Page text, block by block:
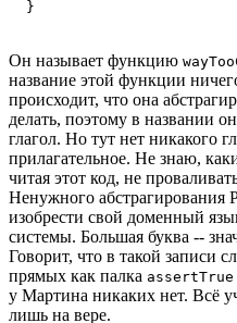
Он называет функцию
название этой функции
происходит, что она
делать, поэтому в названии
глагол. Но тут нет никакого
прилагательное. Не знаю,
читая этот код, не
Ненужного абстрагирования
изобрести свой доменный
системы. Большая буква --
Говорит, что в такой записи
прямых как палка assertTrue
у Мартина никаких нет. Всё
лишь на вере.